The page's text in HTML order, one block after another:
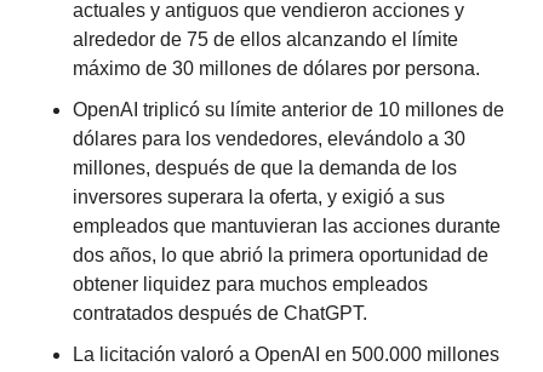
actuales y antiguos que vendieron acciones y
alrededor de 75 de ellos alcanzando el límite
máximo de 30 millones de dólares por persona.
OpenAI triplicó su límite anterior de 10 millones de
dólares para los vendedores, elevándolo a 30
millones, después de que la demanda de los
inversores superara la oferta, y exigió a sus
empleados que mantuvieran las acciones durante
dos años, lo que abrió la primera oportunidad de
obtener liquidez para muchos empleados
contratados después de ChatGPT.
La licitación valoró a OpenAI en 500.000 millones